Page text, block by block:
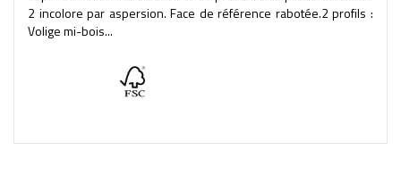
2 incolore par aspersion. Face de référence rabotée.2 profils :
Volige mi-bois...